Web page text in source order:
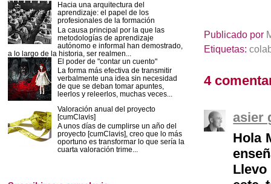
Publicado por
Etiquetas:
4
asier
Hola
Hacia una arquitectura del
aprendizaje: el papel de los
profesionales de la formación
La causa principal por la que las
metodologías de aprendizaje
autónomo e informal han demostrado,
a lo largo de la historia, ser realmen...
El poder de "contar un cuento"
La forma más efectiva de transmitir
verbalmente una idea sin necesidad
de que se deban tomar apuntes,
leerlos y releerlos, muchas veces...
Valoración anual del proyecto
[cumClavis]
A unos días de cumplirse un año del
proyecto [cumClavis], creo que lo más
oportuno es transformar lo que sería la
cuarta valoración trime...